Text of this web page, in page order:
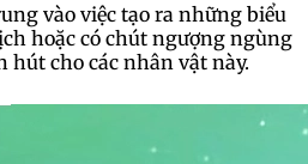
vào việc tạo ra những biểu
hoặc có chút ngượng ngùng
hút cho các nhân vật này.